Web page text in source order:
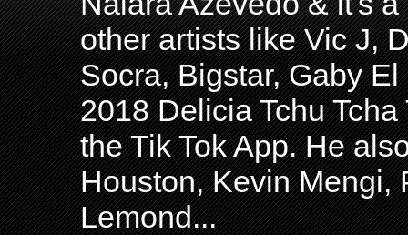
other artists like Vic J,
Socra, Bigstar, Gaby
2018 Delicia Tchu
the Tik Tok App. He
Houston, Kevin Mengi,
Lemond...